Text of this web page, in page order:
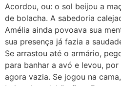
Acordou, ou: o sol beijou a
de bolacha. A sabedoria
Amélia ainda povoava sua
sua presença já fazia a
Se arrastou até o armário,
para banhar a avó e levou,
agora vazia. Se jogou na